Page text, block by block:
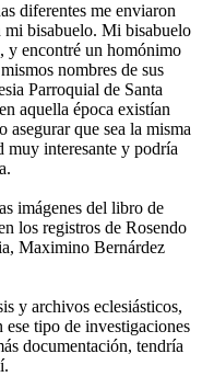
diferentes me enviaron
mi bisabuelo. Mi bisabuelo
y encontré un homónimo
nombres de sus
Parroquial de Santa
aquella época existían
que sea la misma
muy interesante y podría
imágenes del libro de
los registros de Rosendo
Maximino Bernárdez
y archivos eclesiásticos,
ese tipo de investigaciones
documentación, tendría